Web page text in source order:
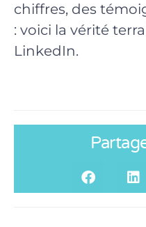
chiffres, des
: voici la vérité
LinkedIn.